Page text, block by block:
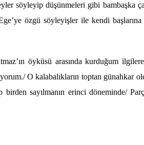
söyleyip düşünmeleri gibi bambaşka
özgü söyleyişler ile kendi
öyküsü arasında kurduğum
O kalabalıkların toptan günahkar
birden sayılmanın erinci döneminde/